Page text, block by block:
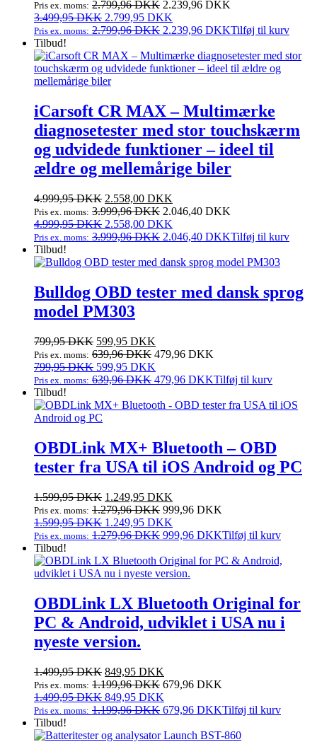
oprindelige
pris
var:
aktuelle
er:
Pris ex. moms: 2.799,96DKK 2.239,96 DKK
3.499,95DKK Den
oprindelige
var:
3.499,95 DKK.
2.799,95 DKK
aktuelle
er:
2.799,95 DKK.
Pris ex. moms: 2.799,96DKK 2.239,96 DKKTilføj til kurv
Tilbud!
iCarsoft CR MAX – Multimærke
diagnosetester med stor touchskærm
og udvidede funktioner – ideel til
ældre og mellemårige biler
4.999,95DKK Den
oprindelige
pris
var:
2.558,00 DKK
aktuelle
er:
Pris ex. moms: 3.999,96DKK 2.046,40 DKK
4.999,95DKK Den
oprindelige
var:
2.558,00 DKK
aktuelle
er:
Pris ex. moms: 3.999,96DKK 2.046,40 DKKTilføj til kurv
Tilbud!
Bulldog OBD tester med dansk sprog
model PM303
799,95DKK Den
oprindelige
pris
var:
599,95 DKK
aktuelle
er:
Pris ex. moms: 639,96DKK 479,96 DKK
799,95DKK Den
oprindelige
var:
799,95 DKK.
599,95 DKK
aktuelle
er:
Pris ex. moms: 639,96DKK 479,96 DKKTilføj til kurv
Tilbud!
OBDLink MX+ Bluetooth – OBD
tester fra USA til iOS Android og PC
1.599,95DKK Den
oprindelige
pris
var:
1.249,95 DKK
aktuelle
er:
Pris ex. moms: 1.279,96DKK 999,96 DKK
1.599,95DKK Den
oprindelige
var:
1.599,95 DKK.
1.249,95 DKK
aktuelle
er:
1.249,95 DKK.
Pris ex. moms: 1.279,96DKK 999,96 DKKTilføj til kurv
Tilbud!
OBDLink LX Bluetooth Original for
PC & Android, udviklet i USA nu i
nyeste version.
1.499,95DKK Den
oprindelige
pris
var:
849,95 DKK
aktuelle
er:
Pris ex. moms: 1.199,96DKK 679,96 DKK
1.499,95DKK Den
oprindelige
var:
849,95 DKK
aktuelle
er:
Pris ex. moms: 1.199,96DKK 679,96 DKKTilføj til kurv
Tilbud!